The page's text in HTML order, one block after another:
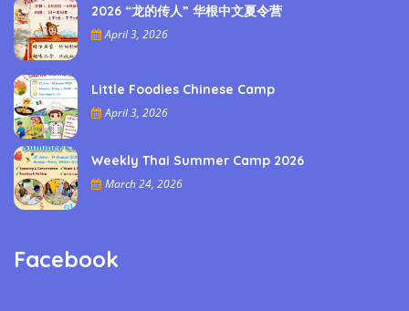
2026 “龙的传人” 华根中文夏令营
April 3, 2026
Little Foodies Chinese Camp
April 3, 2026
Weekly Thai Summer Camp 2026
March 24, 2026
Facebook